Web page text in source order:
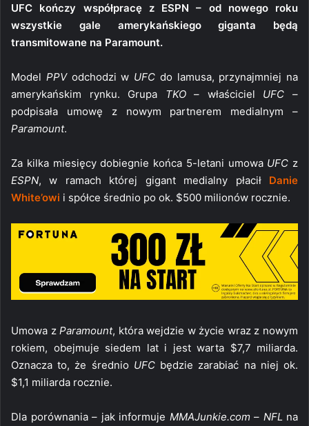
UFC kończy współpracę z ESPN – od nowego roku
wszystkie gale amerykańskiego giganta będą
transmitowane na Paramount.
Model PPVodchodzi w UFC do lamusa, przynajmniej na
amerykańskim rynku. Grupa TKO– właściciel UFC –
podpisała umowę z nowym partnerem medialnym –
Paramount.
Za kilka miesięcy dobiegnie końca 5-letani umowa UFC z
ESPN, w ramach której gigant medialny płacił Danie
White’owi i spółce średnio po ok. $500 milionów rocznie.
Umowa zParamount, która wejdzie w życie wraz z nowym
rokiem, obejmuje siedem lat i jest warta $7,7 miliarda.
Oznacza to, że średnio UFCbędzie zarabiać na niej ok.
$1,1 miliarda rocznie.
Dla porównania – jak informuje MMAJunkie.com– NFL na